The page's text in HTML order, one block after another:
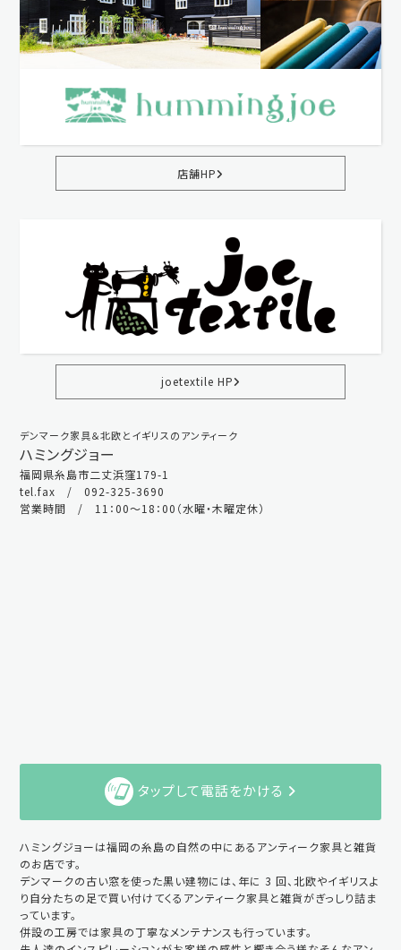
店舗HP
joetextile HP
デンマーク家具＆北欧とイギリスのアンティーク
ハミングジョー
福岡県糸島市二丈浜窪179-1
tel.fax / 092-325-3690
営業時間 / 11：00～18：00（水曜・木曜定休）
タップして電話をかける
ハミングジョーは福岡の糸島の自然の中にあるアンティーク家具と雑貨
のお店です。
デンマークの古い窓を使った黒い建物には、年に 3 回、北欧やイギリスよ
り自分たちの足で買い付けてくるアンティーク家具と雑貨がぎっしり詰ま
っています。
併設の工房では家具の丁寧なメンテナンスも行っています。